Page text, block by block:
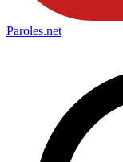
Paroles.net